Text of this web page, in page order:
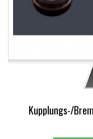
Kupplungs-/